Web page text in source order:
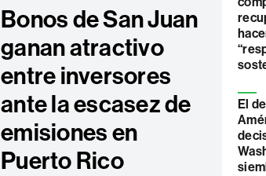
Bonos de San Juan
ganan atractivo
entre inversores
ante la escasez de
emisiones en
Puerto Rico
El